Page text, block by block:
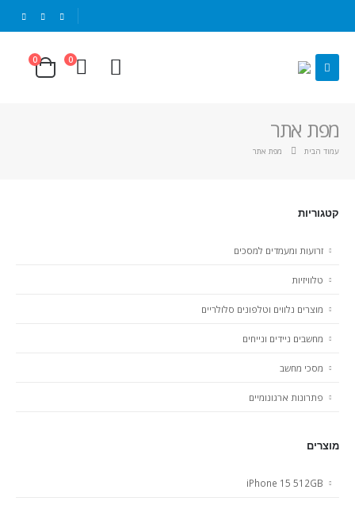
0
0
מפת אתר
עמוד הבית מפת אתר
קטגוריות
זרועות ומעמדים למסכים
טלוויזיות
מוצרים נלווים וטלפונים סלולריים
מחשבים ניידים ונייחים
מסכי מחשב
פתרונות ארגונומיים
מוצרים
iPhone 15 512GB